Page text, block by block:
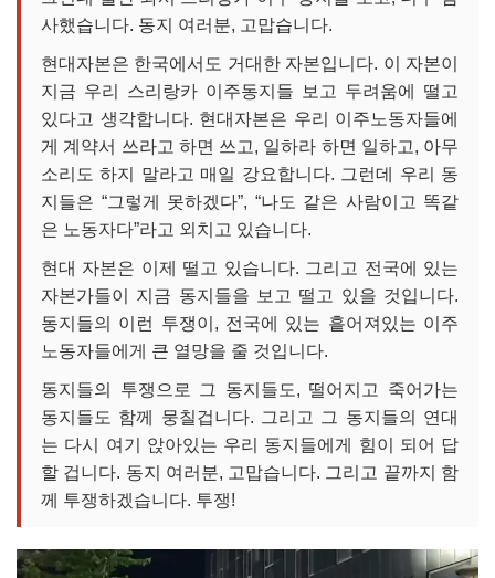
사했습니다. 동지 여러분, 고맙습니다.
현대자본은 한국에서도 거대한 자본입니다. 이 자본이
지금 우리 스리랑카 이주동지들 보고 두려움에 떨고
있다고 생각합니다. 현대자본은 우리 이주노동자들에
게 계약서 쓰라고 하면 쓰고, 일하라 하면 일하고, 아무
소리도 하지 말라고 매일 강요합니다. 그런데 우리 동
지들은 “그렇게 못하겠다”, “나도 같은 사람이고 똑같
은 노동자다”라고 외치고 있습니다.
현대 자본은 이제 떨고 있습니다. 그리고 전국에 있는
자본가들이 지금 동지들을 보고 떨고 있을 것입니다.
동지들의 이런 투쟁이, 전국에 있는 흩어져있는 이주
노동자들에게 큰 열망을 줄 것입니다.
동지들의 투쟁으로 그 동지들도, 떨어지고 죽어가는
동지들도 함께 뭉칠겁니다. 그리고 그 동지들의 연대
는 다시 여기 앉아있는 우리 동지들에게 힘이 되어 답
할 겁니다. 동지 여러분, 고맙습니다. 그리고 끝까지 함
께 투쟁하겠습니다. 투쟁!